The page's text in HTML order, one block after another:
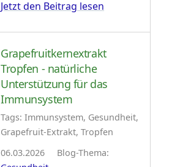
Jetzt den Beitrag lesen
Grapefruitkernextrakt
Tropfen - natürliche
Unterstützung für das
Immunsystem
Tags: Immunsystem, Gesundheit,
Grapefruit-Extrakt, Tropfen
06.03.2026 Blog-Thema: